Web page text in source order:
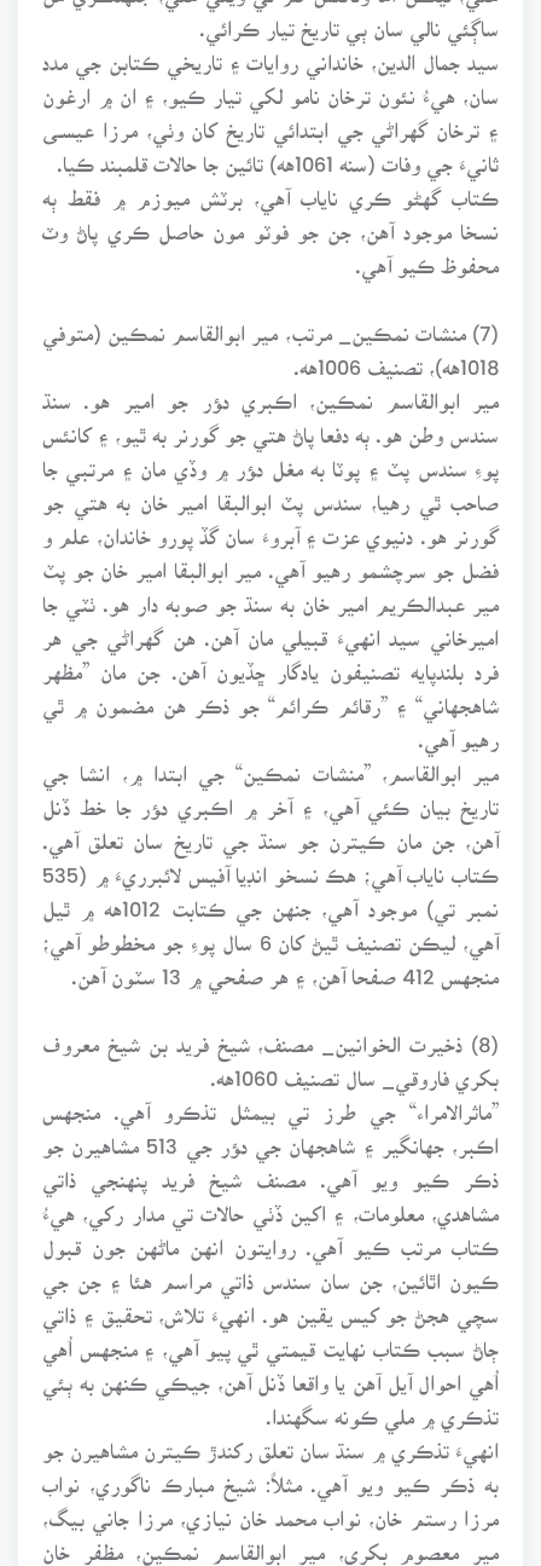
ساڳئي نالي سان ٻي تاريخ تيار ڪرائي.
سيد جمال الدين، خانداني روايات ۽ تاريخي ڪتابن جي مدد
سان، هيءُ نئون ترخان نامو لکي تيار ڪيو، ۽ ان ۾ ارغون
۽ ترخان گهراڻي جي ابتدائي تاريخ کان وٺي، مرزا عيسـى
ثانيءَ جي وفات (سنه 1061هه) تائين جا حالات قلمبند ڪيا.
ڪتاب گهڻو ڪري ناياب آهي، برٽش ميوزم ۾ فقط ٻه
نسخا موجود آهن، جن جو فوٽو مون حاصل ڪري پاڻ وٽ
محفوظ ڪيو آهي.
(7) منشات نمڪين_ مرتب، مير ابوالقاسم نمڪين (متوفي
1018هه)، تصنيف 1006هه.
مير ابوالقاسم نمڪين، اڪبري دﺆر جو امير هو. سنڌ
سندس وطن هو. ٻه دفعا پاڻ هتي جو گورنر به ٿيو، ۽ کانئس
پوءِ سندس پٽ ۽ پوٽا به مغل دﺆر ۾ وڏي مان ۽ مرتبي جا
صاحب ٿي رهيا، سندس پٽ ابوالبقا امير خان به هتي جو
گورنر هو. دنيوي عزت ۽ آبروءَ سان گڏ پورو خاندان، علم و
فضل جو سرچشمو رهيو آهي. مير ابوالبقا امير خان جو پٽ
مير عبدالڪريم امير خان به سنڌ جو صوبه دار هو. ٺٽي جا
اميرخاني سيد انهيءَ قبيلي مان آهن. هن گهراڻي جي هر
فرد بلندپايه تصنيفون يادگار ڇڏيون آهن. جن مان ”مظهر
شاهجهاني“ ۽ ”رقائم ڪرائم“ جو ذڪر هن مضمون ۾ ٿي
رهيو آهي.
مير ابوالقاسم، ”منشات نمڪين“ جي ابتدا ۾، انشا جي
تاريخ بيان ڪئي آهي، ۽ آخر ۾ اڪبري دﺆر جا خط ڏنل
آهن، جن مان ڪيترن جو سنڌ جي تاريخ سان تعلق آهي.
ڪتاب ناياب آهي؛ هڪ نسخو انڊيا آفيس لائبرريءَ ۾ (535
نمبر تي) موجود آهي، جنهن جي ڪتابت 1012هه ۾ ٿيل
آهي، ليڪن تصنيف ٿيڻ کان 6 سال پوءِ جو مخطوطو آهي؛
(8) ذخيرت الخوانين_ مصنف، شيخ فريد بن شيخ معروف
بکري فاروقي_ سال تصنيف 1060هه.
”ماثرالامراء“ جي طرز تي بيمثل تذڪرو آهي. منجهس
اڪبر، جهانگير ۽ شاهجهان جي دﺆر جي 513 مشاهيرن جو
ذڪر ڪيو ويو آهي. مصنف شيخ فريد پنهنجي ذاتي
مشاهدي، معلومات، ۽ اکين ڏٺي حالات تي مدار رکي، هيءُ
ڪتاب مرتب ڪيو آهي. روايتون انهن ماڻهن جون قبول
ڪيون اٿائين، جن سان سندس ذاتي مراسم هئا ۽ جن جي
سچي هجڻ جو کيس يقين هو. انهيءَ تلاش، تحقيق ۽ ذاتي
ڄاڻ سبب ڪتاب نهايت قيمتي ٿي پيو آهي، ۽ منجهس اُهي
اُهي احوال آيل آهن يا واقعا ڏنل آهن، جيڪي ڪنهن به ٻئي
تذڪري ۾ ملي ڪونه سگهندا.
انهيءَ تذڪري ۾ سنڌ سان تعلق رکندڙ ڪيترن مشاهيرن جو
به ذڪر ڪيو ويو آهي. مثلاً: شيخ مبارڪ ناگوري، نواب
مرزا رستم خان، نواب محمد خان نيازي، مرزا جاني بيگ،
مير معصوم بکري، مير ابوالقاسم نمڪين، مظفر خان